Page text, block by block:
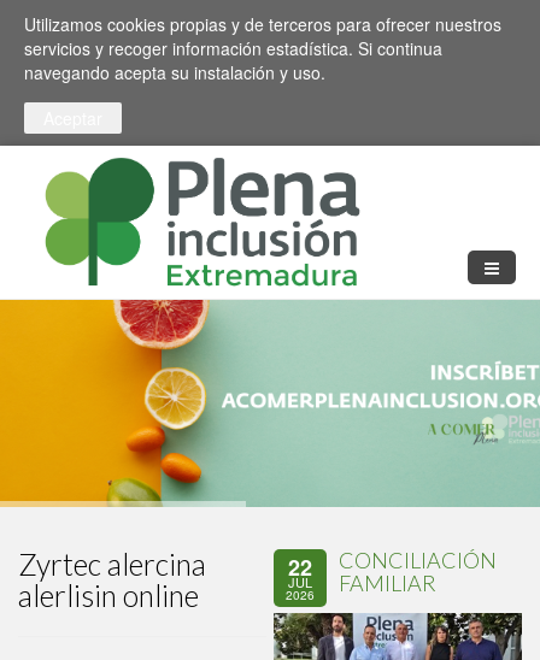
Pasar al contenido principal
Toggle high contrast
Utilizamos cookies propias y de terceros para ofrecer nuestros
servicios y recoger información estadística. Si continua
navegando acepta su instalación y uso.
Zyrtec alercina
alerlisin online
22
JUL
2026
CONCILIACIÓN
FAMILIAR